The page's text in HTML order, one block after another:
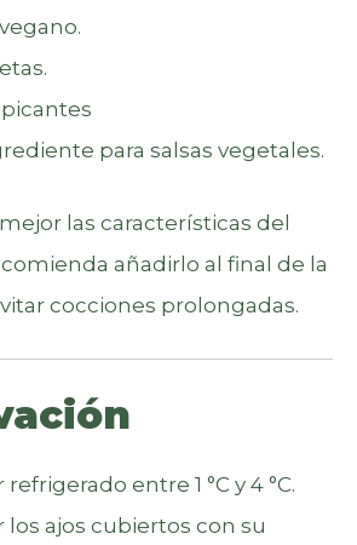
picantes
para salsas vegetales.
las características del
añadirlo al final de la
cocciones prolongadas.
entre 1 °C y 4 °C.
los ajos cubiertos con su